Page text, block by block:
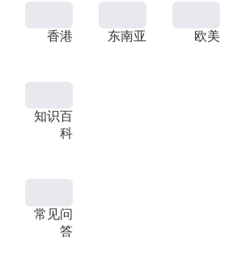
香港 东南亚 欧美
知识百
科
常见问
答